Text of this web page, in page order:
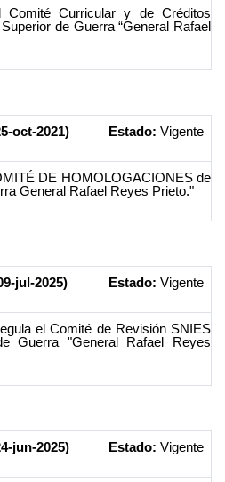
Curricular y de Créditos
de Guerra “General Rafael
oct-2021) Estado: Vigente
DE HOMOLOGACIONES de
General Rafael Reyes Prieto."
jul-2025) Estado: Vigente
el Comité de Revisión SNIES
Guerra "General Rafael Reyes
jun-2025) Estado: Vigente